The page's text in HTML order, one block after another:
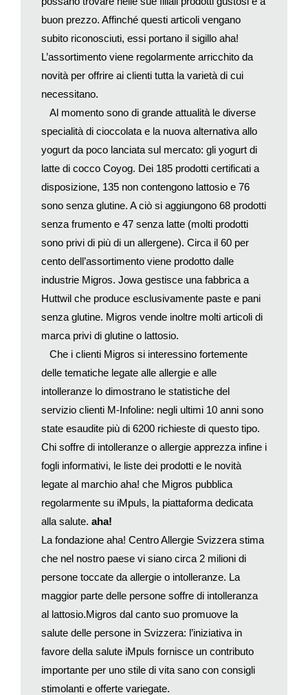
glucosio o i dolcificanti, forniscono materia di discussione per
le nostre consulenze. Le persone che ne sono colpite soffrono
di problemi di digestione e meteorismo.
Informazioni
www.migros-impuls.ch
buon prezzo. Affinché questi articoli vengano
subito riconosciuti, essi portano il sigillo aha!
L’assortimento viene regolarmente arricchito da
novità per offrire ai clienti tutta la varietà di cui
necessitano.
Al momento sono di grande attualità le diverse
specialità di cioccolata e la nuova alternativa allo
yogurt da poco lanciata sul mercato: gli yogurt di
latte di cocco Coyog. Dei 185 prodotti certificati a
disposizione, 135 non contengono lattosio e 76
sono senza glutine. A ciò si aggiungono 68 prodotti
senza frumento e 47 senza latte (molti prodotti
sono privi di più di un allergene). Circa il 60 per
cento dell’assortimento viene prodotto dalle
industrie Migros. Jowa gestisce una fabbrica a
Huttwil che produce esclusivamente paste e pani
senza glutine. Migros vende inoltre molti articoli di
marca privi di glutine o lattosio.
Che i clienti Migros si interessino fortemente
delle tematiche legate alle allergie e alle
intolleranze lo dimostrano le statistiche del
servizio clienti M-Infoline: negli ultimi 10 anni sono
state esaudite più di 6200 richieste di questo tipo.
Chi soffre di intolleranze o allergie apprezza infine i
fogli informativi, le liste dei prodotti e le novità
legate al marchio aha! che Migros pubblica
regolarmente su iMpuls, la piattaforma dedicata
alla salute. aha!
La fondazione aha! Centro Allergie Svizzera stima
che nel nostro paese vi siano circa 2 milioni di
persone toccate da allergie o intolleranze. La
maggior parte delle persone soffre di intolleranza
al lattosio.Migros dal canto suo promuove la
salute delle persone in Svizzera: l’iniziativa in
favore della salute iMpuls fornisce un contributo
importante per uno stile di vita sano con consigli
stimolanti e offerte variegate.